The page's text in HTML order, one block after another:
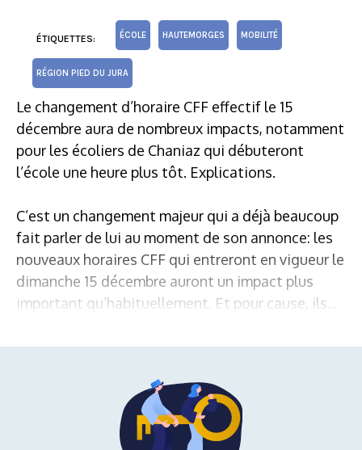
ÉTIQUETTES: ÉCOLE HAUTEMORGES MOBILITÉ
RÉGION PIED DU JURA
Le changement d’horaire CFF effectif le 15
décembre aura de nombreux impacts, notamment
pour les écoliers de Chaniaz qui débuteront
l’école une heure plus tôt. Explications.
C’est un changement majeur qui a déjà beaucoup
fait parler de lui au moment de son annonce: les
nouveaux horaires CFF qui entreront en vigueur le
dimanche 15 décembre auront un impact plus
important qu’habituellement. Et pour cause, ils...